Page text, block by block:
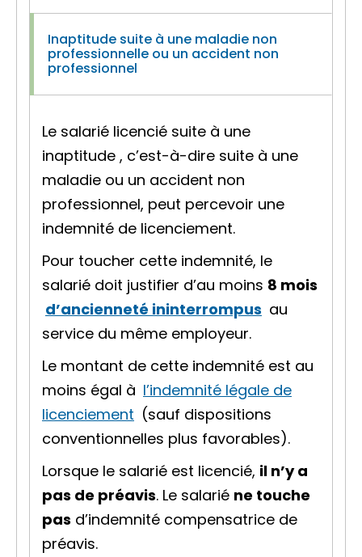
Inaptitude suite à une maladie non
professionnelle ou un accident non
professionnel
Le salarié licencié suite à une
inaptitude , c’est-à-dire suite à une
maladie ou un accident non
professionnel, peut percevoir une
indemnité de licenciement.
Pour toucher cette indemnité, le
salarié doit justifier d’au moins 8 mois
d’ancienneté ininterrompus au
service du même employeur.
Le montant de cette indemnité est au
moins égal à l’indemnité légale de
licenciement (sauf dispositions
conventionnelles plus favorables).
Lorsque le salarié est licencié, il n’y a
pas de préavis. Le salarié ne touche
pas d’indemnité compensatrice de
préavis.